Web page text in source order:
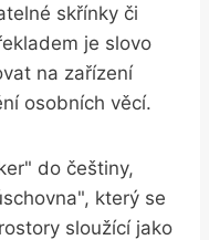
skřínky či
je slovo
na zařízení
osobních věcí.
do češtiny,
který se
sloužící jako